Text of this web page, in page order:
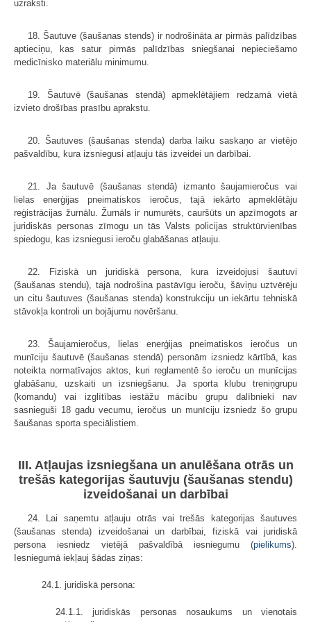
uzraksti.
18. Šautuve (šaušanas stends) ir nodrošināta ar pirmās palīdzības
aptieciņu, kas satur pirmās palīdzības sniegšanai nepieciešamo
medicīnisko materiālu minimumu.
19. Šautuvē (šaušanas stendā) apmeklētājiem redzamā vietā
izvieto drošības prasību aprakstu.
20. Šautuves (šaušanas stenda) darba laiku saskaņo ar vietējo
pašvaldību, kura izsniegusi atļauju tās izveidei un darbībai.
21. Ja šautuvē (šaušanas stendā) izmanto šaujamieročus vai
lielas enerģijas pneimatiskos ieročus, tajā iekārto apmeklētāju
reģistrācijas žurnālu. Žurnāls ir numurēts, cauršūts un apzīmogots ar
juridiskās personas zīmogu un tās Valsts policijas struktūrvienības
spiedogu, kas izsniegusi ieroču glabāšanas atļauju.
22. Fiziskā un juridiskā persona, kura izveidojusi šautuvi
(šaušanas stendu), tajā nodrošina pastāvīgu ieroču, šāviņu uztvērēju
un citu šautuves (šaušanas stenda) konstrukciju un iekārtu tehniskā
stāvokļa kontroli un bojājumu novēršanu.
23. Šaujamieročus, lielas enerģijas pneimatiskos ieročus un
munīciju šautuvē (šaušanas stendā) personām izsniedz kārtībā, kas
noteikta normatīvajos aktos, kuri reglamentē šo ieroču un munīcijas
glabāšanu, uzskaiti un izsniegšanu. Ja sporta klubu treniņgrupu
(komandu) vai izglītības iestāžu mācību grupu dalībnieki nav
sasnieguši 18 gadu vecumu, ieročus un munīciju izsniedz šo grupu
šaušanas sporta speciālistiem.
III. Atļaujas izsniegšana un anulēšana otrās un
trešās kategorijas šautuvju (šaušanas stendu)
izveidošanai un darbībai
24. Lai saņemtu atļauju otrās vai trešās kategorijas šautuves
(šaušanas stenda) izveidošanai un darbībai, fiziskā vai juridiskā
persona iesniedz vietējā pašvaldībā iesniegumu (pielikums).
Iesniegumā iekļauj šādas ziņas:
24.1. juridiskā persona:
24.1.1. juridiskās personas nosaukums un vienotais